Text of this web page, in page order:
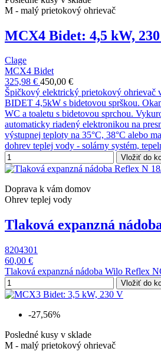
M - malý prietokový ohrievač
MCX4 Bidet: 4,5 kW,
Clage
MCX4 Bidet
325,98 € 450,00 €
Špičkový elektrický prietokový
BIDET 4,5kW s bidetovou sprškou.
WC a toaletu s bidetovou sprchou.
automaticky riadený elektronikou na
výstupnej teploty na 35°C, 38°C alebo
dohrev teplej vody - solárny systém,
Vložiť do
Doprava k vám domov
Ohrev teplej vody
Tlaková expanzná
8204301
60,00 €
Tlaková expanzná nádoba Wilo Reflex
Vložiť do
-27,56%
Posledné kusy v sklade
M - malý prietokový ohrievač